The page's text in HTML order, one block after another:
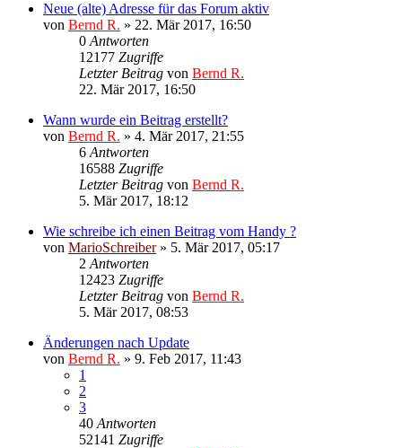
Neue (alte) Adresse für das Forum aktiv
von Bernd R. » 22. Mär 2017, 16:50
0 Antworten
12177 Zugriffe
Letzter Beitrag von Bernd R.
22. Mär 2017, 16:50
Wann wurde ein Beitrag erstellt?
von Bernd R. » 4. Mär 2017, 21:55
6 Antworten
16588 Zugriffe
Letzter Beitrag von Bernd R.
5. Mär 2017, 18:12
Wie schreibe ich einen Beitrag vom Handy ?
von MarioSchreiber» 5. Mär 2017, 05:17
2 Antworten
12423 Zugriffe
Letzter Beitrag von Bernd R.
5. Mär 2017, 08:53
Änderungen nach Update
von Bernd R. » 9. Feb 2017, 11:43
1
2
3
40 Antworten
52141 Zugriffe